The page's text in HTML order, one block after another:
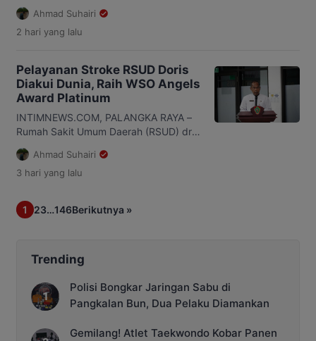
seluruh […]
Tengah (Kalteng), Edy Pratowo,
meminta seluruh perangkat daerah
menjadikan penilaian Ombudsman RI
disampaikan Edy saat membuka Entry
Meeting Opini Ombudsman RI tentang
Penilaian Maladministrasi
Penyelenggaraan Pelayanan Publik
2026 di Aula Jayang Tingang, Kantor
Gubernur Kalteng, Kamis, 6 Agustus
[…]
Ahmad Suhairi
2 hari yang lalu
Pelayanan Stroke RSUD Doris
Diakui Dunia, Raih WSO Angels
Award Platinum
INTIMNEWS.COM, PALANGKA RAYA –
Rumah Sakit Umum Daerah (RSUD) dr.
Doris Sylvanus Palangka Raya kembali
mencatatkan prestasi di bidang
pelayanan kesehatan setelah meraih
(WSO)/Angels Award Platinum Status.
Predikat itu menjadi pengakuan
milik Pemerintah Provinsi (Pemprov)
Pelaksana Tugas (Plt) Direktur […]
Ahmad Suhairi
3 hari yang lalu
1 23…146Berikutnya »
Trending
Polisi Bongkar Jaringan Sabu di
Pangkalan Bun, Dua Pelaku Diamankan
Gemilang! Atlet Taekwondo Kobar Panen